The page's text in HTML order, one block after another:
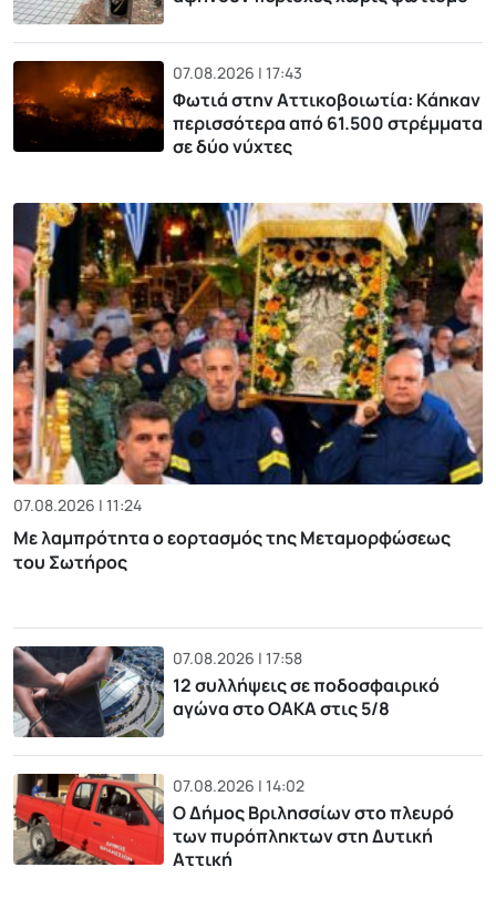
07.08.2026 | 17:43
Φωτιά στην Αττικοβοιωτία: Kάηκαν
περισσότερα από 61.500 στρέμματα
σε δύο νύχτες
07.08.2026 | 11:24
Με λαμπρότητα ο εορτασμός της Μεταμορφώσεως
του Σωτήρος
07.08.2026 | 17:58
12 συλλήψεις σε ποδοσφαιρικό
αγώνα στο ΟΑΚΑ στις 5/8
07.08.2026 | 14:02
Ο Δήμος Βριλησσίων στο πλευρό
των πυρόπληκτων στη Δυτική
Αττική